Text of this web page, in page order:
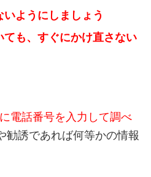
ようにしましょう
も、すぐにかけ直さない
電話番号を入力して調べ
勧誘であれば何等かの情報